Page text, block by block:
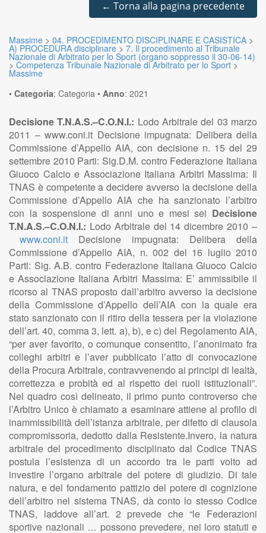
← Torna alla pagina precedente
Massime > 04. PROCEDIMENTO DISCIPLINARE E CASISTICA >
A) PROCEDURA disciplinare > 7. Il procedimento al Tribunale
Nazionale di Arbitrato per lo Sport (organo soppresso il 30-06-14)
> Competenza Tribunale Nazionale di Arbitrato per lo Sport >
Massime
• Categoria: Categoria • Anno: 2021
Decisione T.N.A.S.–C.O.N.I.: Lodo Arbitrale del 03 marzo
2011 – www.coni.it Decisione impugnata: Delibera della
Commissione d’Appello AIA, con decisione n. 15 del 29
settembre 2010 Parti: Sig.D.M. contro Federazione Italiana
Giuoco Calcio e Associazione Italiana Arbitri Massima: Il
TNAS è competente a decidere avverso la decisione della
Commissione d’Appello AIA che ha sanzionato l’arbitro
con la sospensione di anni uno e mesi sei Decisione
T.N.A.S.–C.O.N.I.: Lodo Arbitrale del 14 dicembre 2010 –
www.coni.it Decisione impugnata: Delibera della
Commissione d’Appello AIA, n. 002 del 16 luglio 2010
Parti: Sig. A.B. contro Federazione Italiana Giuoco Calcio
e Associazione Italiana Arbitri Massima: E’ ammissibile il
ricorso al TNAS proposto dall’arbitro avverso la decisione
della Commissione d’Appello dell’AIA con la quale era
stato sanzionato con il ritiro della tessera per la violazione
dell’art. 40, comma 3, lett. a), b), e c) del Regolamento AIA,
“per aver favorito, o comunque consentito, l’anonimato fra
colleghi arbitri e l’aver pubblicato l’atto di convocazione
della Procura Arbitrale, contravvenendo ai principi di lealtà,
correttezza e probità ed al rispetto dei ruoli istituzionali”.
Nel quadro così delineato, il primo punto controverso che
l’Arbitro Unico è chiamato a esaminare attiene al profilo di
inammissibilità dell’istanza arbitrale, per difetto di clausola
compromissoria, dedotto dalla Resistente.Invero, la natura
arbitrale del procedimento disciplinato dal Codice TNAS
postula l’esistenza di un accordo tra le parti volto ad
investire l’organo arbitrale del potere di giudizio. Di tale
natura, e del fondamento pattizio del potere di cognizione
dell’arbitro nel sistema TNAS, dà conto lo stesso Codice
TNAS, laddove all’art. 2 prevede che “le Federazioni
sportive nazionali … possono prevedere, nei loro statuti e